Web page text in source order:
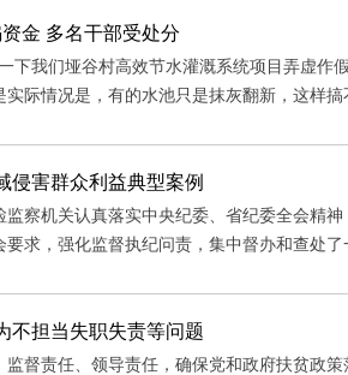
金 多名干部受处分
我们垭谷村高效节水灌溉系统项目弄虚作
际情况是，有的水池只是抹灰翻新，这样搞
侵害群众利益典型案例
机关认真落实中央纪委、省纪委全会精神
求，强化监督执纪问责，集中督办和查处了
不担当失职失责等问题
责任、领导责任，确保党和政府扶贫政策